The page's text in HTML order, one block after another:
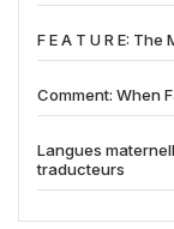
F E A T U R E:
Comment: When
Langues
traducteurs